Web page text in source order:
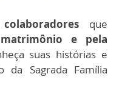
colaboradoresque
e pela
suas histórias e
da Sagrada Família